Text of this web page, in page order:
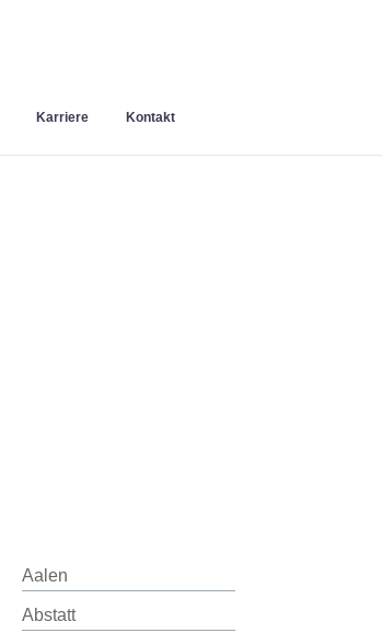
Karriere Kontakt
Aalen
Abstatt